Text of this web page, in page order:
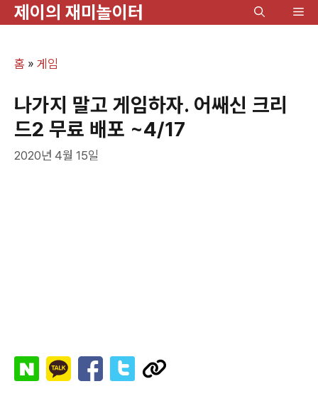
제이의 재미놀이터
메
홈 » 게임
나가지 말고 게임하자. 어쌔신 크리
드2 무료 배포 ~4/17
2020년 4월 15일